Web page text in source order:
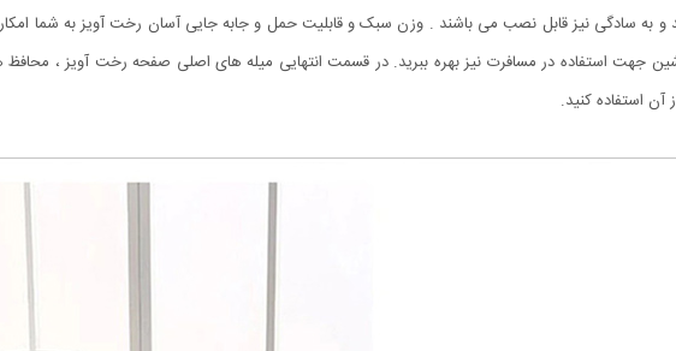
و به سادگی نیز قابل نصب می باشند . وزن سبک و قابلیت حمل و جابه جایی آسان رخت آویز به شما
جهت استفاده در مسافرت نیز بهره ببرید. در قسمت انتهایی میله های اصلی صفحه رخت آویز ،
آن استفاده کنید.